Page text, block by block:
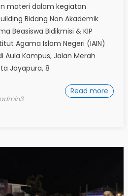
materi dalam kegiatan
Bidang Non Akademik
Beasiswa Bidikmisi & KIP
Agama Islam Negeri (IAIN)
Aula Kampus, Jalan Merah
Jayapura, 8
Read more
Author
admin3